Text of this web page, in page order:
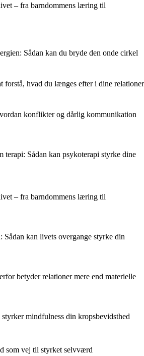
– fra barndommens læring til
Sådan kan du bryde den onde cirkel
forstå, hvad du længes efter i dine relationer
konflikter og dårlig kommunikation
terapi: Sådan kan psykoterapi styrke dine
– fra barndommens læring til
Sådan kan livets overgange styrke din
betyder relationer mere end materielle
mindfulness din kropsbevidsthed
som vej til styrket selvværd